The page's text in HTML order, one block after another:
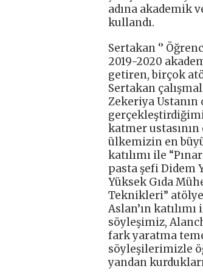
adına akademik
kullandı.
Sertakan ‘’
2019-2020
getiren, birçok
Sertakan
Zekeriya
katmer
ülkemizin en
katılımı ile
pasta şefi Didem
Yüksek Gıda
Teknikleri”
Aslan’ın
söyleşimiz,
fark yaratma
söyleşilerimizle
yandan